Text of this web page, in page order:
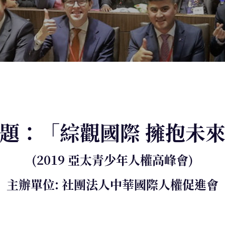
：「綜觀國際 擁抱未
(2019 亞太青少年人權高峰會)
主辦單位: 社團法人中華國際人權促進會